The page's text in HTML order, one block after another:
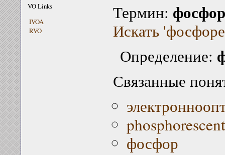
VO Links
IVOA
RVO
Термин:
Искать
Определение:
Связанные
фосфор